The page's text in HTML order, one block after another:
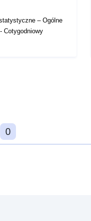
– Ogólne
Cotygodniowy
0